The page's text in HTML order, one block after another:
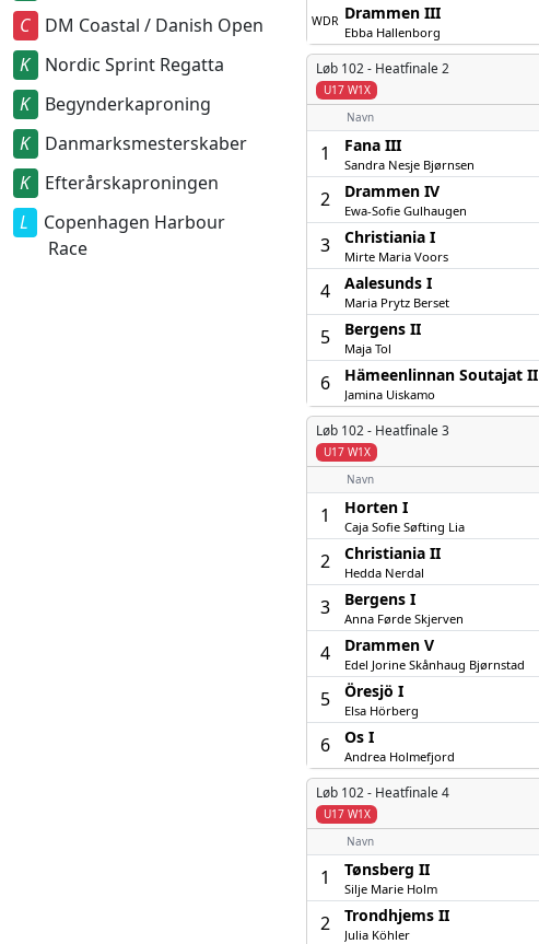
DM Coastal / Danish Open
Nordic Sprint Regatta
Begynderkaproning
Danmarksmesterskaber
Efterårskaproningen
Copenhagen Harbour
Race
WDR Drammen III
Ebba Hallenborg
Løb 102 - Heatfinale 2
U17 W1X
Navn
1 Fana III
Sandra Nesje Bjørnsen
2 Drammen IV
Ewa-Sofie Gulhaugen
3 Christiania I
Mirte Maria Voors
4 Aalesunds I
Maria Prytz Berset
5 Bergens II
Maja Tol
6 Hämeenlinnan Soutajat II
Jamina Uiskamo
Løb 102 - Heatfinale 3
U17 W1X
Navn
1 Horten I
Caja Sofie Søfting Lia
2 Christiania II
Hedda Nerdal
3 Bergens I
Anna Førde Skjerven
4 Drammen V
Edel Jorine Skånhaug Bjørnstad
5 Öresjö I
Elsa Hörberg
6 Os I
Andrea Holmefjord
Løb 102 - Heatfinale 4
U17 W1X
Navn
1 Tønsberg II
Silje Marie Holm
2 Trondhjems II
Julia Köhler